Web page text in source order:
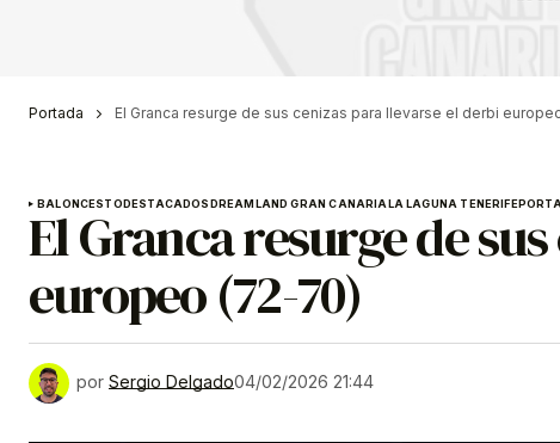
Portada El Granca resurge de sus cenizas para llevarse el derbi
BALONCESTODESTACADOSDREAMLAND GRAN CANARIALA LAGUNA TENERIFE
El Granca resurge de
europeo (72-70)
por Sergio Delgado04/02/2026 21:44